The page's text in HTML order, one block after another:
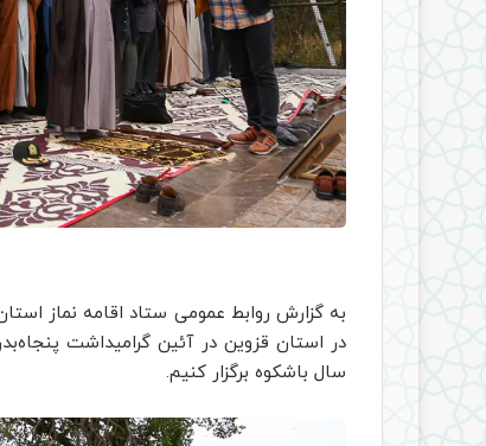
در استان قزوین در آئین گرامیداشت
سال باشکوه برگزار کنیم.